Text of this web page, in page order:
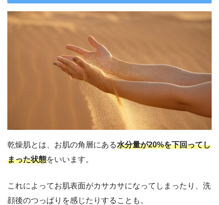
乾燥肌とは、お肌の角層にある水分量が20%を下回ってし
まった状態をいいます。
これによってお肌表面がカサカサになってしまったり、洗
顔後のつっぱりを感じたりすることも。